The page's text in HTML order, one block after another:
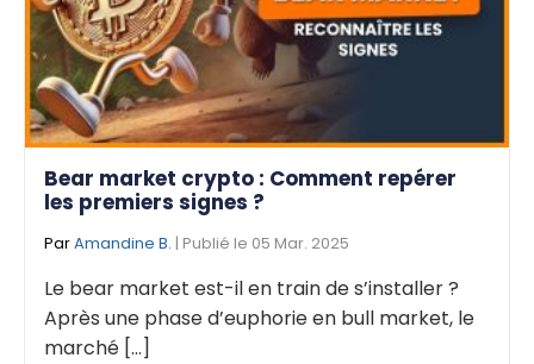
Bear market crypto : Comment repérer
les premiers signes ?
ParAmandine B. | Publié le 05 Mar. 2025
Le bear market est-il en train de s’installer ?
Après une phase d’euphorie en bull market, le
marché [...]